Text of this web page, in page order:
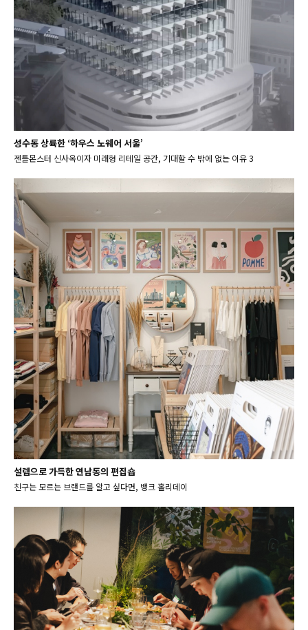
성수동 상륙한 ‘하우스 노웨어 서울’
젠틀몬스터 신사옥이자 미래형 리테일 공간, 기대할 수 밖에 없는 이유 3
설렘으로 가득한 연남동의 편집숍
친구는 모르는 브랜드를 알고 싶다면, 뱅크 홀리데이